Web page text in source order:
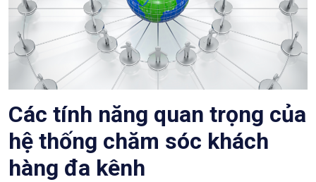
Các tính năng quan trọng của
hệ thống chăm sóc khách
hàng đa kênh